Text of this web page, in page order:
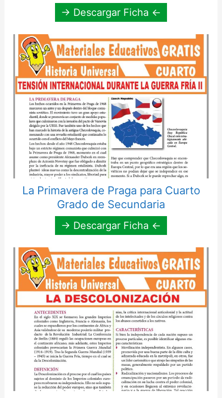
→ Descargar Ficha ←
La Primavera de Praga para Cuarto
Grado de Secundaria
→ Descargar Ficha ←